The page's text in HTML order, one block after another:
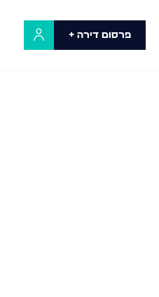
פרסום דירה +